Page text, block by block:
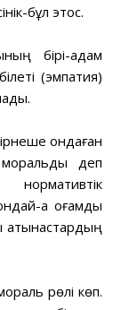
бұл этос.
бірі-адам
(эмпатия)
ондаған
деп
нормативтік
ақ қоғамдық
рөлі көп.